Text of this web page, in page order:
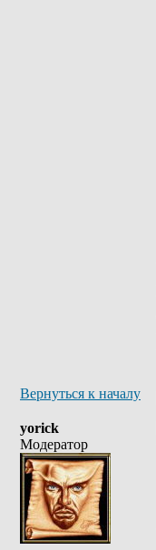
Вернуться к началу
yorick
Модератор